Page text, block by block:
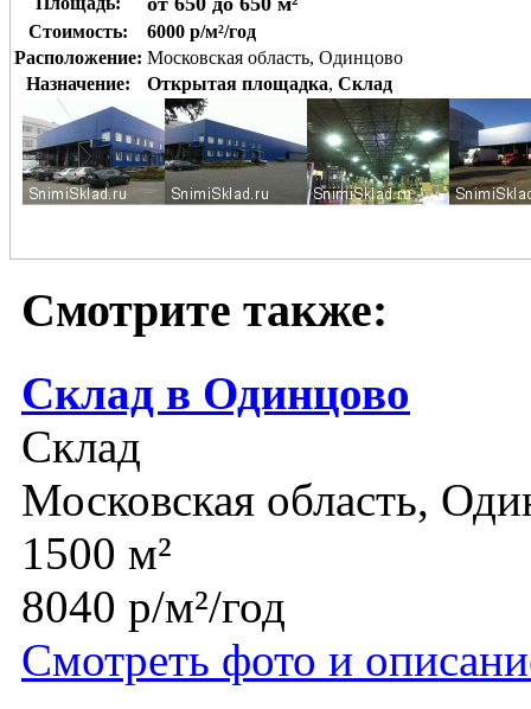
Стоимость:
6000 р/м²/год
Расположение: Московская область, Одинцово
Назначение:
Открытая площадка, Склад
Смотрите также:
Склад в Одинцово
Склад
Московская область,
1500 м²
8040 р/м²/год
Смотреть фото и